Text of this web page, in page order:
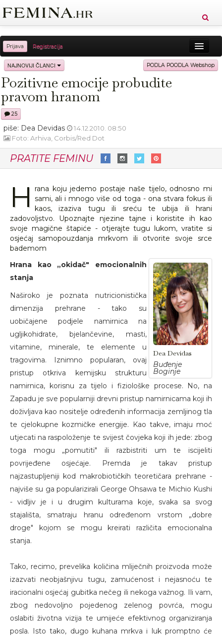
Prijava Registracija
Sreća Zdravlje Vitkost
Moda Ljubav Relax Putovanja
NAJNOVIJI ČLANCI PODLA POODLA Webshop
Pozitivne emocije probudite
pravom hranom
25
piše: Dea Devidas
14.12.2010. 08:50
Foto: Arhiva, Corbis/Red Dot
PRATITE FEMINU
H rana koju jedemo postaje naše tijelo, odnosno mi
sami, ali i mnogo više od toga - ona stvara fokus ili
kaos, izaziva tugu ili sreću te ubija ili hrani
zadovoljstvo. Upoznajte njezine tajne i koristite ih kao
svoje magične štapiće - otjerajte tugu lukom, vratite si
osjećaj samopouzdanja mrkvom ili otvorite svoje srce
bademom
Dea Devidas
Buđenje
Boginje
Hrana kao „okidač" emocionalnih
stanja
Naširoko je poznata nutricionistička
dimenzija prehrane - tako su
uobičajene podjele namirnica na
ugljikohidrate, bjelančevine, masti,
vitamine, minerale, te elemente u
tragovima. Iznimno popularan, ovaj
pristup otkriva kemijsku strukturu
namirnica, korisnu za tijelo i fiziološke procese. No, na
Zapadu je sve popularniji drevni pristup namirnicama koji ih
doživljava kao nositelje određenih informacija zemljinog tla
te cjelokupne kozmičke energije. Kao takve, imaju moć
utjecati na raspoloženje te svijest čovjeka koji ih jede: zbog
toga mogu „pomutiti" ili razbistriti um te iscijeliti
povrijeđene osjećaje. Premda je takav pristup
najzastupljeniji kod makrobiotičkih teoretičara prehrane -
najviše su ga popularizirali George Ohsawa te Michio Kushi
- vidljiv je i u drugim kulturama koje, svaka sa svog
stajališta, smatraju hranu određenom vrstom „dobre
droge" kojom se mogu kreirati različita emocionalna
stanja.
Tako, recimo, prevelika količina mliječnih proizvoda može
izazvati neobjašnjivu tugu, zamućenost i nejasnoću te
iracionalni osjećaj gubitka nečeg ili nekoga važnog. Ili vam,
zbog nedovoljno pojedenog zelenog povrća, mogu
oslabiti životna vizija te umijeće efektivnog organiziranja
posla. Isto tako, dugo kuhana mrkva i luk promptno će